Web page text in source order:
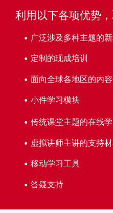
利用以下各项优势
广泛涉及多种主题的
定制的现成培训
面向全球各地区的内
小件学习模块
传统课堂主题的在线
虚拟讲师主讲的支持
移动学习工具
答疑支持